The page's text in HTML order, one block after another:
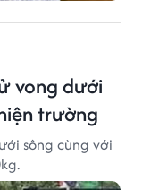
vong dưới
trường
sông cùng với